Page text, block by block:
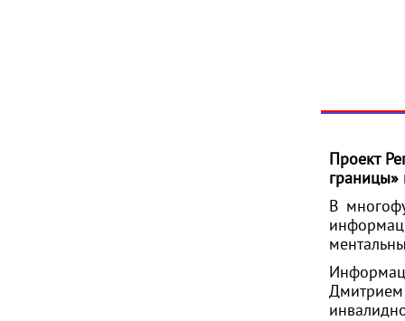
Проект
границы»
В